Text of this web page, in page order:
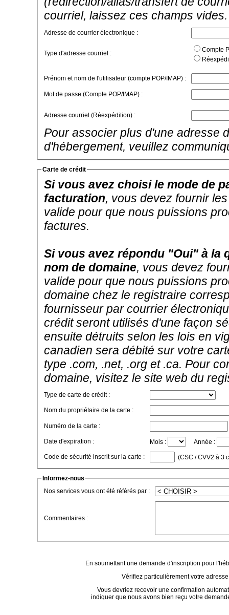
courriel, laissez ces champs vides.
Adresse de courrier électronique :
Type d'adresse courriel :
Compte
Prénom et nom de l'utilisateur (compte POP/IMAP) :
Mot de passe (Compte POP/IMAP) :
Adresse courriel (Réexpédition) :
Pour associer plus d'une adresse
d'hébergement, veuillez
Carte de crédit
Si vous avez choisi le mode de
facturation, vous devez fournir
valide pour que nous puissions
factures.
Si vous avez répondu "Oui" à
nom de domaine, vous devez
valide pour que nous puissions
domaine chez le registraire
fournisseur par courrier
crédit seront utilisés d'une façon
ensuite détruits selon les lois en
canadien sera débité sur votre
type .com, .net, .org et .ca. Pour
domaine, visitez le site web du
Type de carte de crédit :
Nom du propriétaire de la carte :
Numéro de la carte :
Date d'expiration : Mois : Année :
Code de sécurité inscrit sur la carte : (CSC / CVV2 à 3
Informez-nous
Nos services vous ont été référés par :
Commentaires :
En soumettant une demande d'inscription pour
Vérifiez particulièrement votre
Vous devriez recevoir une confirmation
indiquer que nous avons bien reçu votre